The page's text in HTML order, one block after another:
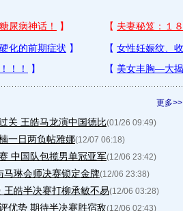
更多>>
关 王皓马龙演中国德比(01/26 09:49)
一日两负帖雅娜(12/07 06:18)
中国队包揽男单冠亚军(12/06 23:42)
马琳会师决赛锁定金牌(12/06 23:38)
皓半决赛打柳承敏不易(12/06 03:28)
优势 期待半决赛胜宿敌(12/06 02:43)